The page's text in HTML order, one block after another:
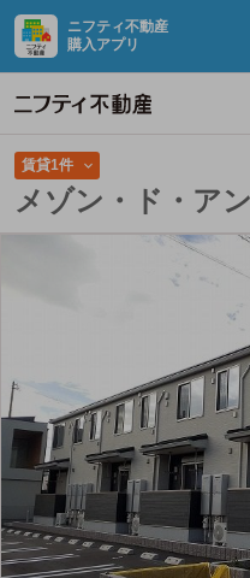
ニフティ不動産
購入アプリ
賃貸1件
メゾン・ド・アン